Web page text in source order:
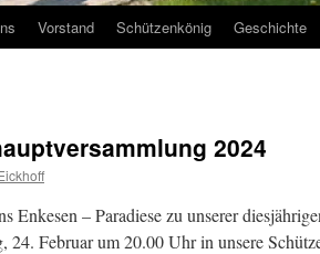
Vorstand Schützenkönig Geschichte
2024
Enkesen – Paradiese zu unserer
24. Februar um 20.00 Uhr in unsere